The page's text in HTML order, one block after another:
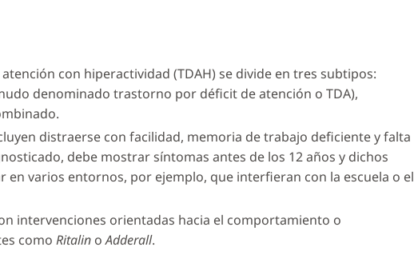
con hiperactividad (TDAH) se divide en tres subtipos:
denominado trastorno por déficit de atención o TDA),
distraerse con facilidad, memoria de trabajo deficiente y falta
debe mostrar síntomas antes de los 12 años y dichos
en varios entornos, por ejemplo, que interfieran con la escuela o el
intervenciones orientadas hacia el comportamiento o
como Ritalin oAdderall.